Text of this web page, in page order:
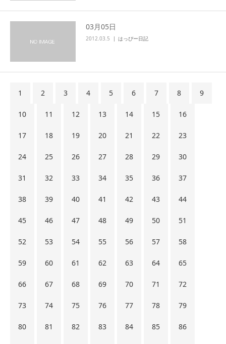
03月05日
2012.03.5 はっぴー日記
1 2 3 4 5 6 7 8 9
10 11 12 13 14 15 16
17 18 19 20 21 22 23
24 25 26 27 28 29 30
31 32 33 34 35 36 37
38 39 40 41 42 43 44
45 46 47 48 49 50 51
52 53 54 55 56 57 58
59 60 61 62 63 64 65
66 67 68 69 70 71 72
73 74 75 76 77 78 79
80 81 82 83 84 85 86